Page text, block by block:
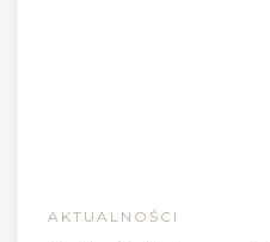
AKTUALNOŚCI